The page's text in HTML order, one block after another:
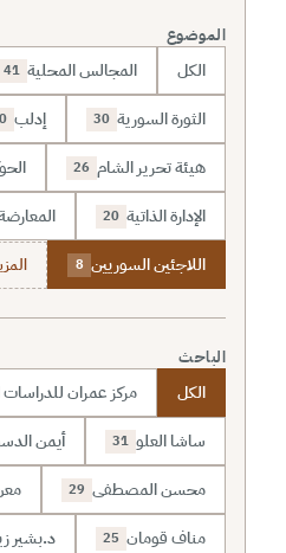
الموضوع
الكل المجالس المحلية 41
الثورة السورية 30 إدلب
هيئة تحرير الشام 26
الإدارة الذاتية 20
اللاجئين السوريين 8
الباحث
الكل مركز عمران للدراسات
ساشا العلو 31 أيمن
محسن المصطفى 29
مناف قومان 25 د.بشير